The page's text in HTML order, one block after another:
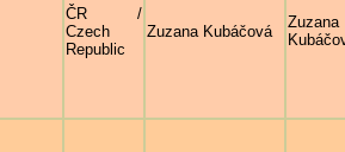
ČR /
Czech
Republic
Zuzana Kubáčová
Zuzana